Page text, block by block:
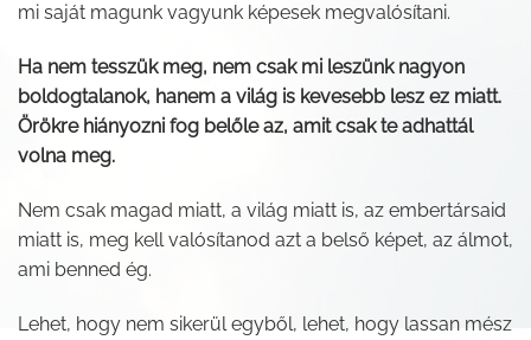
mi saját magunk vagyunk képesek megvalósítani.
Ha nem tesszük meg, nem csak mi leszünk nagyon
boldogtalanok, hanem a világ is kevesebb lesz ez miatt.
Örökre hiányozni fog belőle az, amit csak te adhattál
volna meg.
Nem csak magad miatt, a világ miatt is, az embertársaid
miatt is, meg kell valósítanod azt a belső képet, az álmot,
ami benned ég.
Lehet, hogy nem sikerül egyből, lehet, hogy lassan mész